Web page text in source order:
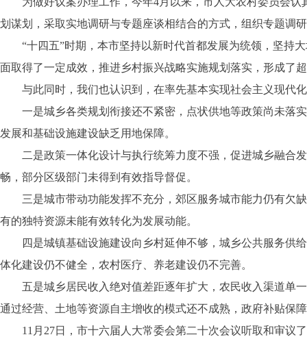
划谋划，采取实地调研与专题座谈相结合的方式，组织专题调
“十四五”时期，本市坚持以新时代首都发展为统领，坚持大
面取得了一定成效，推进乡村振兴战略实施规划落实，形成了
与此同时，我们也认识到，在率先基本实现社会主义现代化
一是城乡各类规划衔接还不紧密，点状供地等政策尚未落实
发展和基础设施建设缺乏用地保障。
二是政策一体化设计与执行统筹力度不强，促进城乡融合发
畅，部分区级部门未得到有效指导督促。
三是城市带动功能发挥不充分，郊区服务城市能力仍有欠缺
有的独特资源未能有效转化为发展动能。
四是城镇基础设施建设向乡村延伸不够，城乡公共服务供给
体化建设仍不健全，农村医疗、养老建设仍不完善。
五是城乡居民收入绝对值差距逐年扩大，农民收入渠道单一
通过经营、土地等资源自主增收的模式还不成熟，政府补贴保
11月27日，市十六届人大常委会第二十次会议听取和审议